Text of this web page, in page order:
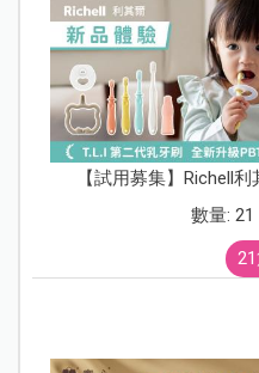
【試用募集】Richell
數量: